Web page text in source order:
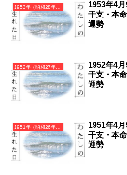
1953年（昭和28年）癸巳（みずのとみ）・巳年（へび年）カレンダー（月曜はじまり）
1953年4
干支・本
運勢
1952年（昭和27年）壬辰（みずのえたつ）・辰年（たつ年）カレンダー（月曜はじまり）
1952年4
干支・本
運勢
1951年（昭和26年）辛卯（かのとう）・卯年（うさぎ年）カレンダー（月曜はじまり）
1951年4
干支・本
運勢